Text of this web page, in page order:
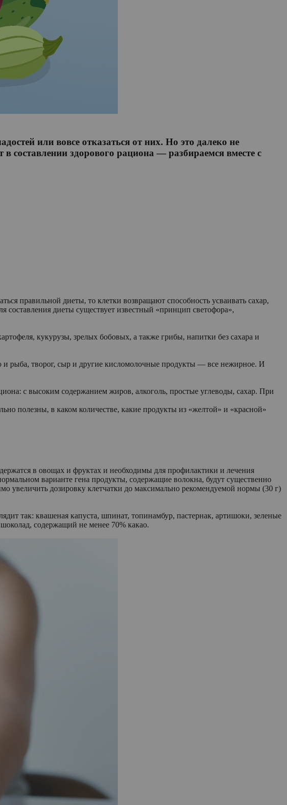
или вовсе отказаться от них. Но это далеко не
составлении здорового рациона — разбираемся вместе с
правильной диеты, то клетки возвращают способность усваивать сахар,
составления диеты существует известный «принцип светофора»,
кукурузы, зрелых бобовых, а также грибы, напитки без сахара и
рыба, творог, сыр и другие кисломолочные продукты — все нежирное. И
с высоким содержанием жиров, алкоголь, простые углеводы, сахар. При
полезны, в каком количестве, какие продукты из «желтой» и «красной»
в овощах и фруктах и необходимы для профилактики и лечения
варианте гена продукты, содержащие волокна, будут существенно
дозировку клетчатки до максимально рекомендуемой нормы (30 г)
так: квашеная капуста, шпинат, топинамбур, пастернак, артишоки, зеленые
содержащий не менее 70% какао.